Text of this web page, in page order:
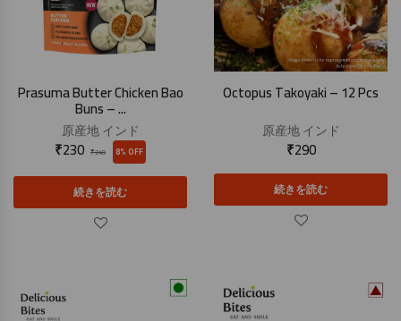
Prasuma Butter Chicken Bao
Buns – ...
原産地インド
₹249
₹230 8% OFF
続きを読む
Octopus Takoyaki – 12 Pcs
原産地インド
₹290
続きを読む